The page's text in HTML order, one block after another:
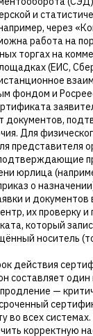
и
через
работа на
торгах на
(ЕИС,
фондом и
документов,
Для
представителя
юрлица
о
и документов
их проверку
который
носитель
действия
составляет один
—
во всех
корректную